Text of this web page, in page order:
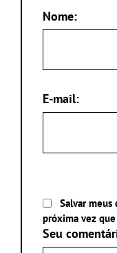
Nome:
E-mail:
Salvar meus
próxima vez
Seu